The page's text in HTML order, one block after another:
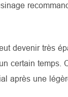
devenir très
certain temps.
après une